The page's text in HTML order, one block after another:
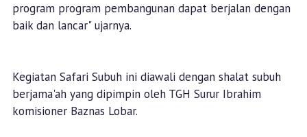
program program pembangunan dapat berjalan dengan
baik dan lancar" ujarnya.
Kegiatan Safari Subuh ini diawali dengan shalat subuh
berjama'ah yang dipimpin oleh TGH Surur Ibrahim
komisioner Baznas Lobar.